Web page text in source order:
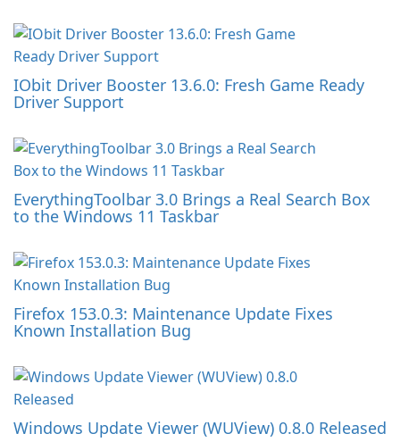
IObit Driver Booster 13.6.0: Fresh Game Ready
Driver Support
EverythingToolbar 3.0 Brings a Real Search Box
to the Windows 11 Taskbar
Firefox 153.0.3: Maintenance Update Fixes
Known Installation Bug
Windows Update Viewer (WUView) 0.8.0 Released